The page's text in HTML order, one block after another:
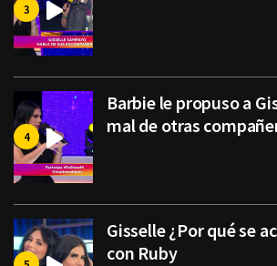
Barbie le propuso a
mal de otras
Gisselle ¿Por qué se
con Ruby